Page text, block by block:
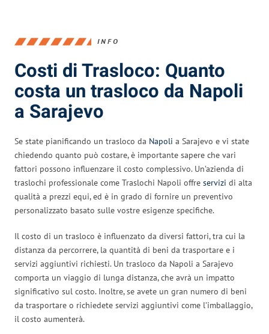
INFO
Costi di Trasloco: Quanto
costa un trasloco da Napoli
a Sarajevo
Se state pianificando un trasloco da Napoli a Sarajevo e vi state
chiedendo quanto può costare, è importante sapere che vari
fattori possono influenzare il costo complessivo. Un’azienda di
traslochi professionale come Traslochi Napoli offre servizi di alta
qualità a prezzi equi, ed è in grado di fornire un preventivo
personalizzato basato sulle vostre esigenze specifiche.
Il costo di un trasloco è influenzato da diversi fattori, tra cui la
distanza da percorrere, la quantità di beni da trasportare e i
servizi aggiuntivi richiesti. Un trasloco da Napoli a Sarajevo
comporta un viaggio di lunga distanza, che avrà un impatto
significativo sul costo. Inoltre, se avete un gran numero di beni
da trasportare o richiedete servizi aggiuntivi come l’imballaggio,
il costo aumenterà.